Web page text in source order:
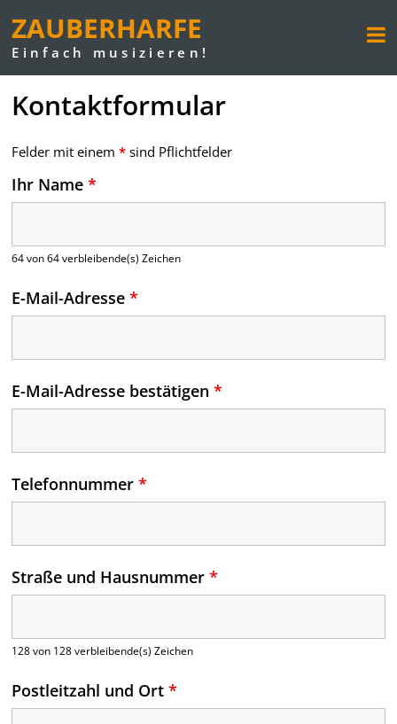
ZAUBERHARFE
Einfach musizieren!
Kontaktformular
Felder mit einem* sind Pflichtfelder
Ihr Name*
64 von 64 verbleibende(s) Zeichen
E-Mail-Adresse*
E-Mail-Adresse bestätigen*
Telefonnummer*
Straße und Hausnummer*
128 von 128 verbleibende(s) Zeichen
Postleitzahl und Ort*